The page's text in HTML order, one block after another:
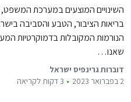
השינויים המוצעים במערכת המשפט,
בריאות הציבור, הטבע והסביבה
הנורמות המקובלות בדמוקרטיות
שאנו…
דוברות גרינפיס ישראל
2 בפברואר 2023
3 דקות לקריאה